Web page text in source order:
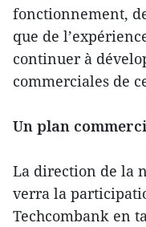
fonctionnement,
que de
continuer à
commerciales de
Un plan
La direction de la
verra la
Techcombank en